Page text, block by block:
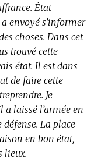
État
envoyé s’informer
choses. Dans cet
trouvé cette
état. Il est dans
de faire cette
Je
a laissé l’armée en
La place
en bon état,
lieux.